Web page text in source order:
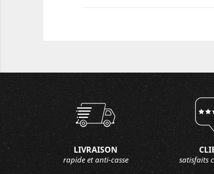
LIVRAISON
rapide et anti-casse satisfaits